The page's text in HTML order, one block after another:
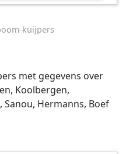
kuijpers
met gegevens over
Koolbergen,
Sanou, Hermanns, Boef